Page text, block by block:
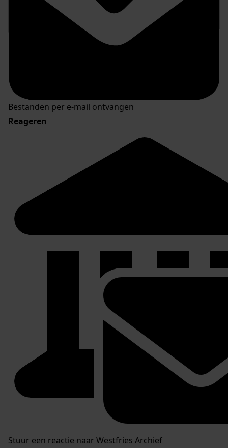
Bestanden per e-mail ontvangen
Reageren
Stuur een reactie naar Westfries Archief